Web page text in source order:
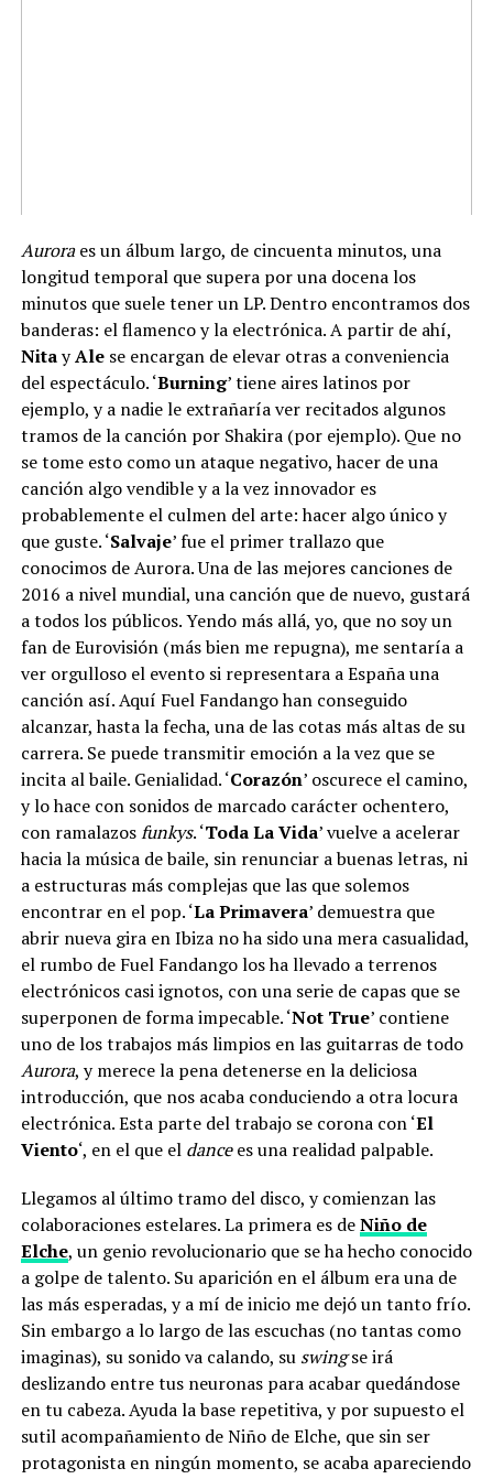
Auroraes un álbum largo, de cincuenta minutos, una
longitud temporal que supera por una docena los
minutos que suele tener un LP. Dentro encontramos dos
banderas: el flamenco y la electrónica. A partir de ahí,
NitayAlese encargan de elevar otras a conveniencia
del espectáculo. ‘Burning’ tiene aires latinos por
ejemplo, y a nadie le extrañaría ver recitados algunos
tramos de la canción por Shakira (por ejemplo). Que no
se tome esto como un ataque negativo, hacer de una
canción algo vendible y a la vez innovador es
probablemente el culmen del arte: hacer algo único y
que guste. ‘Salvaje’ fue el primer trallazo que
conocimos de Aurora. Una de las mejores canciones de
2016 a nivel mundial, una canción que de nuevo, gustará
a todos los públicos. Yendo más allá, yo, que no soy un
fan de Eurovisión (más bien me repugna), me sentaría a
ver orgulloso el evento si representara a España una
canción así. Aquí Fuel Fandango han conseguido
alcanzar, hasta la fecha, una de las cotas más altas de su
carrera. Se puede transmitir emoción a la vez que se
incita al baile. Genialidad. ‘Corazón’ oscurece el camino,
y lo hace con sonidos de marcado carácter ochentero,
con ramalazosfunkys. ‘Toda La Vida’ vuelve a acelerar
hacia la música de baile, sin renunciar a buenas letras, ni
a estructuras más complejas que las que solemos
encontrar en el pop. ‘La Primavera’ demuestra que
abrir nueva gira en Ibiza no ha sido una mera casualidad,
el rumbo de Fuel Fandango los ha llevado a terrenos
electrónicos casi ignotos, con una serie de capas que se
superponen de forma impecable. ‘Not True’ contiene
uno de los trabajos más limpios en las guitarras de todo
Aurora, y merece la pena detenerse en la deliciosa
introducción, que nos acaba conduciendo a otra locura
electrónica. Esta parte del trabajo se corona con ‘El
Viento‘, en el que el dancees una realidad palpable.
Llegamos al último tramo del disco, y comienzan las
colaboraciones estelares. La primera es deNiño de
Elche, un genio revolucionario que se ha hecho conocido
a golpe de talento. Su aparición en el álbum era una de
las más esperadas, y a mí de inicio me dejó un tanto frío.
Sin embargo a lo largo de las escuchas (no tantas como
imaginas), su sonido va calando, su swingse irá
deslizando entre tus neuronas para acabar quedándose
en tu cabeza. Ayuda la base repetitiva, y por supuesto el
sutil acompañamiento de Niño de Elche, que sin ser
protagonista en ningún momento, se acaba apareciendo